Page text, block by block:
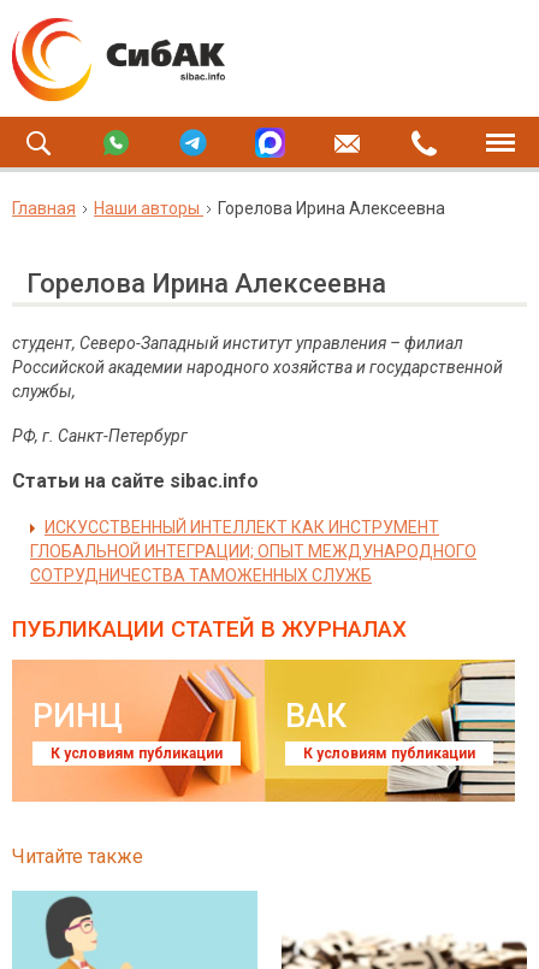
Главная Наши авторы Горелова Ирина Алексеевна
Горелова Ирина Алексеевна
студент, Северо-Западный институт управления – филиал
Российской академии народного хозяйства и государственной
службы,
РФ, г. Санкт-Петербург
Статьи на сайте sibac.info
ИСКУССТВЕННЫЙ ИНТЕЛЛЕКТ КАК ИНСТРУМЕНТ
ГЛОБАЛЬНОЙ ИНТЕГРАЦИИ; ОПЫТ МЕЖДУНАРОДНОГО
СОТРУДНИЧЕСТВА ТАМОЖЕННЫХ СЛУЖБ
ПУБЛИКАЦИИ СТАТЕЙ В ЖУРНАЛАХ
РИНЦ
К условиям публикации
ВАК
К условиям публикации
Читайте также